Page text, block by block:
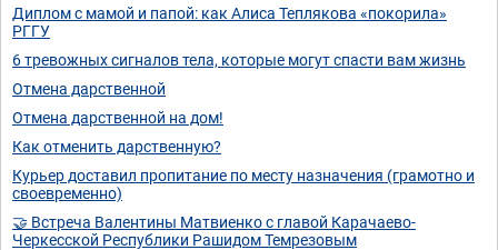
Диплом с мамой и папой: как Алиса Теплякова «покорила»
РГГУ
6 тревожных сигналов тела, которые могут спасти вам жизнь
Отмена дарственной
Отмена дарственной на дом!
Как отменить дарственную?
Курьер доставил пропитание по месту назначения (грамотно и
своевременно)
🤝 Встреча Валентины Матвиенко с главой Карачаево-
Черкесской Республики Рашидом Темрезовым